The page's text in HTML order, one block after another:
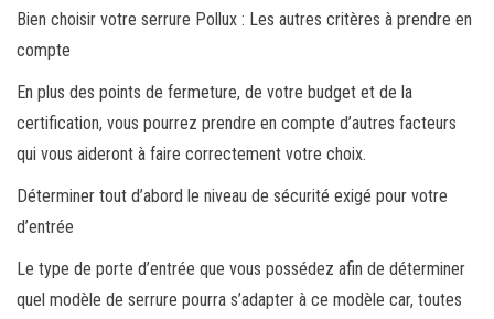
Bien choisir votre serrure Pollux : Les autres critères à prendre en
compte
En plus des points de fermeture, de votre budget et de la
certification, vous pourrez prendre en compte d’autres facteurs
qui vous aideront à faire correctement votre choix.
Déterminer tout d’abord le niveau de sécurité exigé pour votre
d’entrée
Le type de porte d’entrée que vous possédez afin de déterminer
quel modèle de serrure pourra s’adapter à ce modèle car, toutes